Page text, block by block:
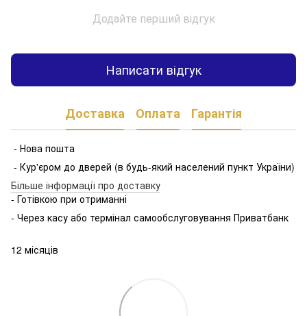
Додайте перший відгук
Написати відгук
Доставка Оплата Гарантія
- Нова пошта
- Кур'єром до дверей (в будь-який населений пункт України)
Більше інформації про доставку
- Готівкою при отриманні
- Через касу або термінал самообслуговування Приватбанк
12 місяців